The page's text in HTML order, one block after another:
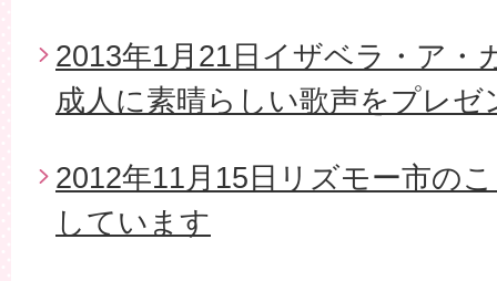
2013年1月21日イザベラ・ア・
成人に素晴らしい歌声をプレ
2012年11月15日リズモー市の
しています